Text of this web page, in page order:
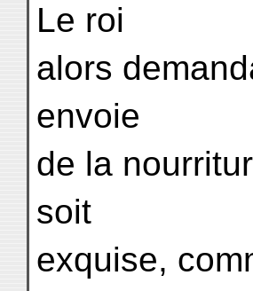
Le roi
alors
envoie
de la
soit
exquise,